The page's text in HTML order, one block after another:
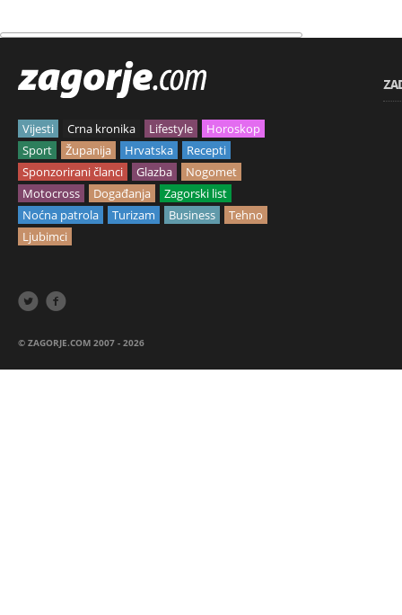
Vijesti Crna kronika Lifestyle
Horoskop
Sport
Županija Hrvatska
Recepti
Sponzorirani članci
Glazba
Nogomet
Motocross
Događanja
Zagorski list
Noćna patrola
Turizam Business
Tehno
Ljubimci
 
© ZAGORJE.COM 2007 - 2026